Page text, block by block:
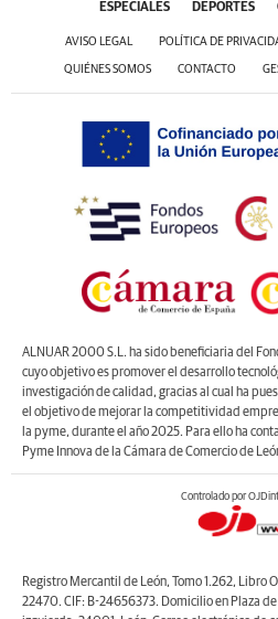
ESPECIALES DEPORTES
AVISO LEGAL POLÍTICA DE
QUIÉNES SOMOS CONTACTO
ALNUAR 2000 S.L. ha sido beneficiaria del
cuyo objetivo es promover el desarrollo
investigación de calidad, gracias al cual ha
el objetivo de mejorar la competitividad
la pyme, durante el año 2025. Para ello ha
Pyme Innova de la Cámara de Comercio de
Controlado por
Registro Mercantil de León, Tomo 1.262, Libro
22470. CIF: B-24656373. Domicilio en Plaza